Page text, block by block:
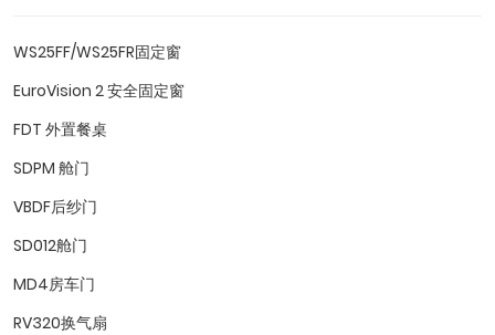
WS25FF/WS25FR固定窗
EuroVision 2 安全固定窗
FDT 外置餐桌
SDPM 舱门
VBDF后纱门
SD012舱门
MD4房车门
RV320换气扇